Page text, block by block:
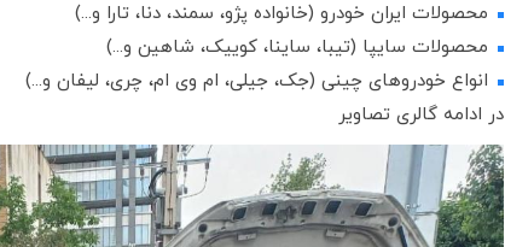
محصولات ایران خودرو (خانواده پژو، سمند، دنا، تارا و...)
محصولات سایپا (تیبا، ساینا، کوییک، شاهین و...)
انواع خودروهای چینی (جک، جیلی، ام وی ام، چری، لیفان و...)
در ادامه گالری تصاویر